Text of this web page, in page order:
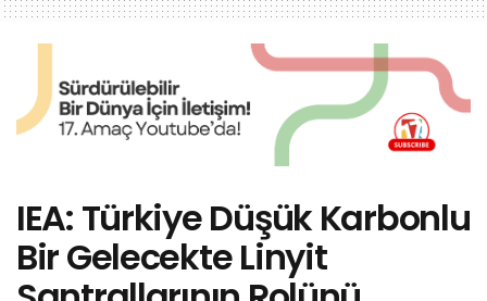
IEA: Türkiye Düşük Karbonlu
Bir Gelecekte Linyit